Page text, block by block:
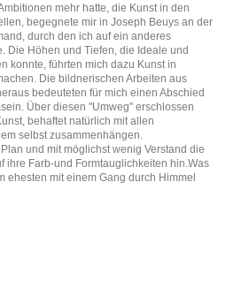
mehr hatte, die Kunst in den
begegnete mir in Joseph Beuys an der
durch den ich auf ein anderes
Die Höhen und Tiefen, die Ideale und
konnte, führten mich dazu Kunst in
Die bildnerischen Arbeiten aus
bedeuteten für mich einen Abschied
Über diesen "Umweg" erschlossen
behaftet natürlich mit allen
selbst zusammenhängen.
und mit möglichst wenig Verstand die
ihre Farb-und Formtauglichkeiten hin.Was
ehesten mit einem Gang durch Himmel